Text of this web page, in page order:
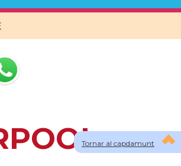
Tornar al capdamunt